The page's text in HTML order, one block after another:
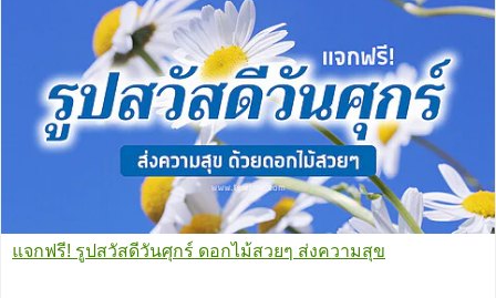
แจกฟรี! รูปสวัสดีวันศุกร์ ดอกไม้สวยๆ ส่งความสุข